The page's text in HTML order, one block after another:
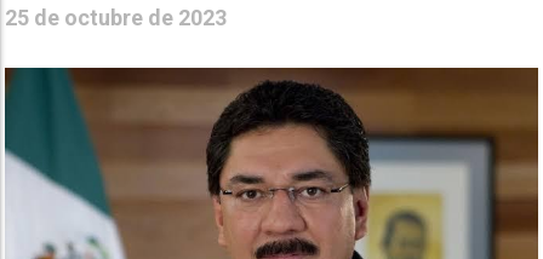
25 de octubre de 2023